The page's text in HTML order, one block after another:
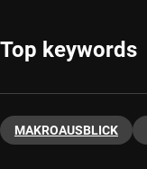
Top keywords
MAKROAUSBLICK